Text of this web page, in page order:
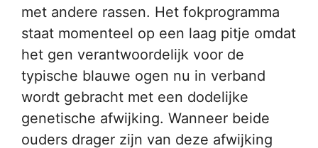
met andere rassen. Het fokprogramma
staat momenteel op een laag pitje omdat
het gen verantwoordelijk voor de
typische blauwe ogen nu in verband
wordt gebracht met een dodelijke
genetische afwijking. Wanneer beide
ouders drager zijn van deze afwijking